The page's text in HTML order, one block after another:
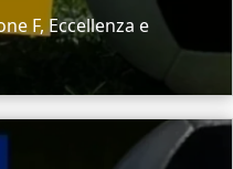
F, Eccellenza e